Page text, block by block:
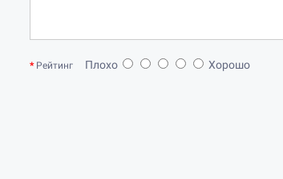
Рейтинг Плохо Хорошо